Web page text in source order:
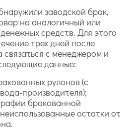
заводской брак,
на аналогичный или
средств. Для этого
трех дней после
с менеджером и
данные:
рулонов (с
производителя);
бракованной
остатки от